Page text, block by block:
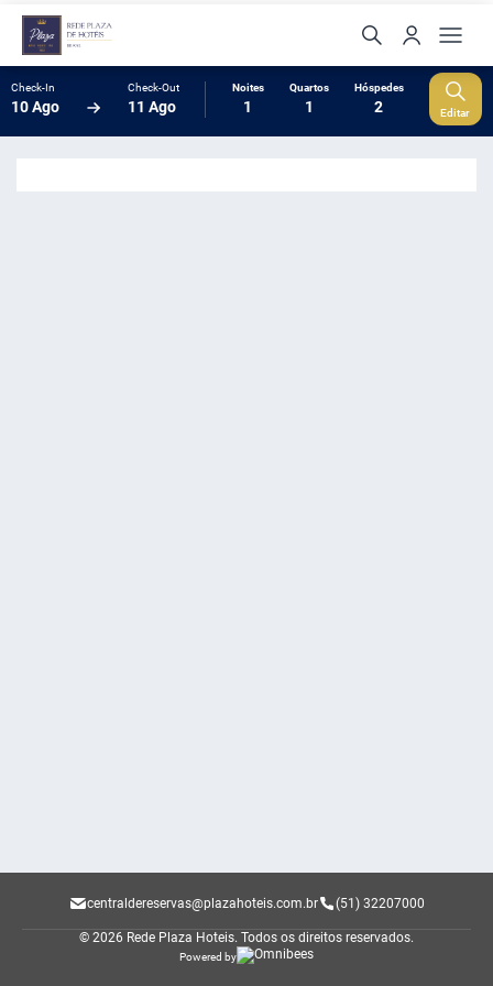
Check-In
10 Ago
Check-Out
11 Ago
Noites
1
Quartos
1
Hóspedes
2 Editar
centraldereservas@plazahoteis.com.br (51) 32207000
© 2026 Rede Plaza Hoteis. Todos os direitos reservados.
Powered by